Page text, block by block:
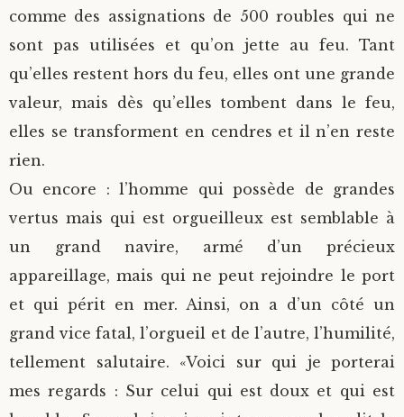
comme des assignations de 500 roubles qui ne
sont pas utilisées et qu’on jette au feu. Tant
qu’elles restent hors du feu, elles ont une grande
valeur, mais dès qu’elles tombent dans le feu,
elles se transforment en cendres et il n’en reste
rien.
Ou encore : l’homme qui possède de grandes
vertus mais qui est orgueilleux est semblable à
un grand navire, armé d’un précieux
appareillage, mais qui ne peut rejoindre le port
et qui périt en mer. Ainsi, on a d’un côté un
grand vice fatal, l’orgueil et de l’autre, l’humilité,
tellement salutaire. «Voici sur qui je porterai
mes regards : Sur celui qui est doux et qui est